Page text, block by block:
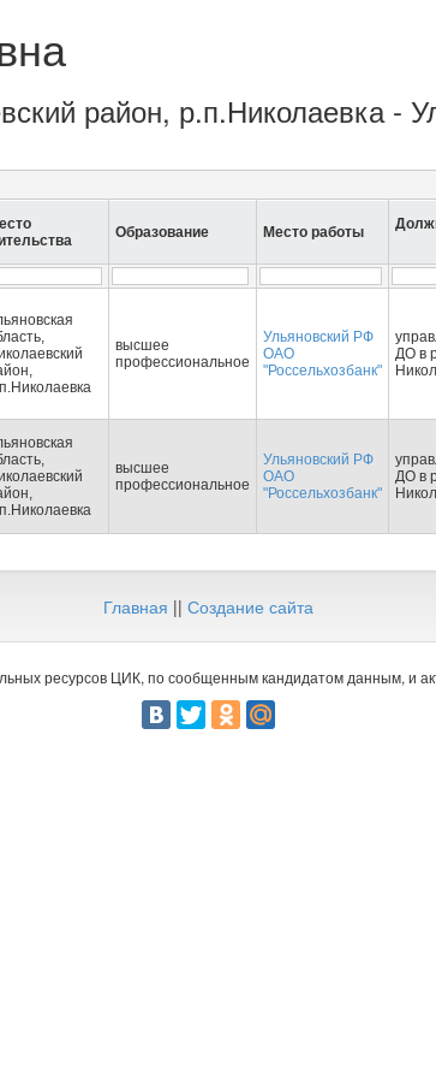
район, р.п.Николаевка -
Образование Место работы
высшее
профессиональное
Ульяновский РФ
ОАО
"Россельхозбанк"
ДО в
высшее
профессиональное
Ульяновский РФ
ОАО
"Россельхозбанк"
ДО в
Главная || Создание сайта
ресурсов ЦИК, по сообщенным кандидатом данным, и